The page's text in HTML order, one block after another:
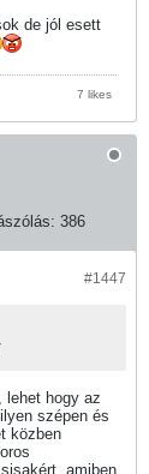
de jól esett
7 likes
386
#1447
lehet hogy az
szépen és
közben
amiben